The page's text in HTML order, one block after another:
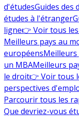
d'étudesGuides des
études à l'étranger
ligne👉 Voir tous
Meilleurs pays au
européensMeilleurs
un MBAMeilleurs
le droit👉 Voir tous
perspectives
Parcourir tous les
Que devriez-vous